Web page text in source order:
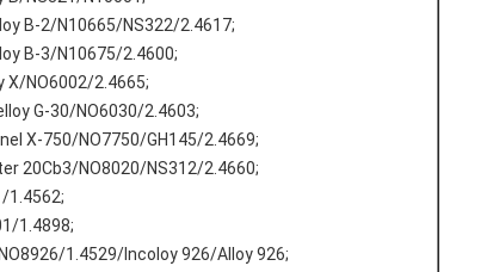
B-2/N10665/NS322/2.4617;
B-3/N10675/2.4600;
X/NO6002/2.4665;
G-30/NO6030/2.4603;
X-750/NO7750/GH145/2.4669;
20Cb3/NO8020/NS312/2.4660;
1.4562;
1.4898;
1.4529/Incoloy 926/Alloy 926;